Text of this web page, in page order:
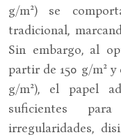
g/m²) se
tradicional,
Sin embargo, al
partir de 150 g/m²
g/m²), el papel
suficientes
irregularidades,